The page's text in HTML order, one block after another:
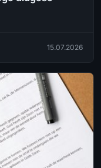
15.07.2026